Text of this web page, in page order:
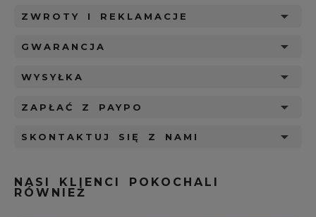
ZWROTY I REKLAMACJE
GWARANCJA
WYSYŁKA
ZAPŁAĆ Z PAYPO
SKONTAKTUJ SIĘ Z NAMI
NASI KLIENCI POKOCHALI
RÓWNIEŻ